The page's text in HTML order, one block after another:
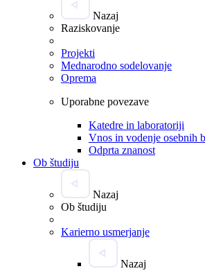
Nazaj
Raziskovanje
Projekti
Mednarodno sodelovanje
Oprema
Uporabne povezave
Katedre in laboratoriji
Vnos in vodenje osebnih
Odprta znanost
Ob študiju
Nazaj
Ob študiju
Karierno usmerjanje
Nazaj